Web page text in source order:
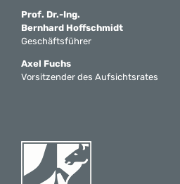
Prof. Dr.-Ing.
Bernhard Hoffschmidt
Geschäftsführer
Axel Fuchs
Vorsitzender des Aufsichtsrates